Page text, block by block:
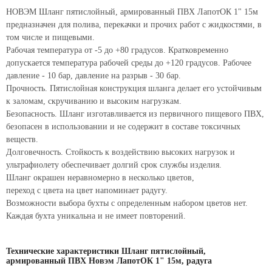
НОВЭМ Шланг пятислойный, армированный ПВХ ЛапотОК 1" 15м
предназначен для полива, перекачки и прочих работ с жидкостями, в
том числе и пищевыми.
Рабочая температура от -5 до +80 градусов. Кратковременно
допускается температура рабочей среды до +120 градусов. Рабочее
давление - 10 бар, давление на разрыв - 30 бар.
Прочность. Пятислойная конструкция шланга делает его устойчивым
к заломам, скручиванию и высоким нагрузкам.
Безопасность. Шланг изготавливается из первичного пищевого ПВХ,
безопасен в использовании и не содержит в составе токсичных
веществ.
Долговечность. Стойкость к воздействию высоких нагрузок и
ультрафиолету обеспечивает долгий срок службы изделия.
Шланг окрашен неравномерно в несколько цветов,
переход с цвета на цвет напоминает радугу.
Возможности выбора бухты с определенным набором цветов нет.
Каждая бухта уникальна и не имеет повторений.
Технические характеристики Шланг пятислойный,
армированный ПВХ Новэм ЛапотОК 1" 15м, радуга